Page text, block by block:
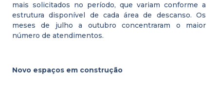
mais solicitados no período, que variam conforme a
estrutura disponível de cada área de descanso. Os
meses de julho a outubro concentraram o maior
número de atendimentos.
Novo espaços em construção